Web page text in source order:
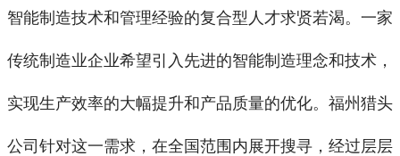
智能制造技术和管理经验的复合型人才求贤若渴。一家
传统制造业企业希望引入先进的智能制造理念和技术，
实现生产效率的大幅提升和产品质量的优化。福州猎头
公司针对这一需求，在全国范围内展开搜寻，经过层层